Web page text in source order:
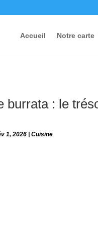
Accueil Notre carte
burrata : le
1, 2026 |Cuisine